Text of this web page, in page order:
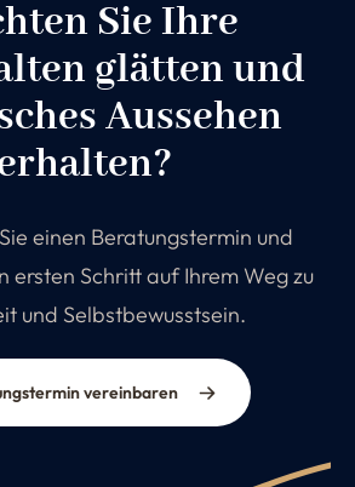
Sie Ihre
glätten und
Aussehen
einen Beratungstermin und
ersten Schritt auf Ihrem Weg zu
und Selbstbewusstsein.
vereinbaren